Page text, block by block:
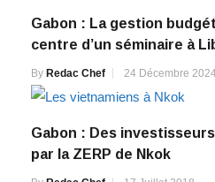
Gabon : La gestion
centre d’un séminaire à
By Redac Chef 24 Décembre
Gabon : Des
par la ZERP de Nkok